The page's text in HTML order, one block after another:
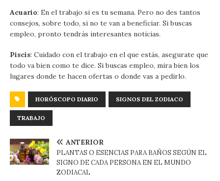
Acuario: En el trabajo si es tu semana. Pero no des tantos
consejos, sobre todo, si no te van a beneficiar. Si buscas
empleo, pronto tendrás interesantes noticias.
Piscis: Cuidado con el trabajo en el que estás, asegurate que
todo va bien como te dice. Si buscas empleo, mira bien los
lugares donde te hacen ofertas o donde vas a pedirlo.
HORÓSCOPO DIARIO SIGNOS DEL ZODIACO
TRABAJO
ANTERIOR
PLANTAS O ESENCIAS PARA BAÑOS SEGÚN EL
SIGNO DE CADA PERSONA EN EL MUNDO
ZODIACAL